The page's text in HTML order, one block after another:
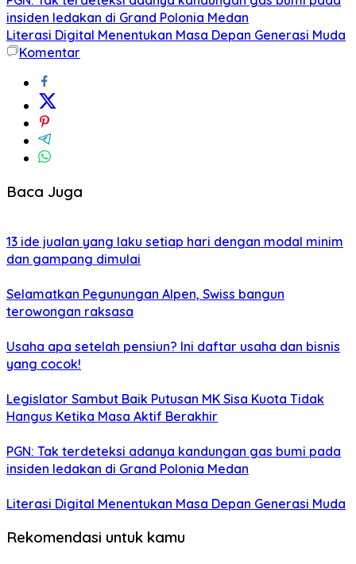
insiden ledakan di Grand Polonia Medan
Literasi Digital Menentukan Masa Depan Generasi Muda
Komentar
Baca Juga
13 ide jualan yang laku setiap hari dengan modal minim
dan gampang dimulai
Selamatkan Pegunungan Alpen, Swiss bangun
terowongan raksasa
Usaha apa setelah pensiun? Ini daftar usaha dan bisnis
yang cocok!
Legislator Sambut Baik Putusan MK Sisa Kuota Tidak
Hangus Ketika Masa Aktif Berakhir
PGN: Tak terdeteksi adanya kandungan gas bumi pada
insiden ledakan di Grand Polonia Medan
Literasi Digital Menentukan Masa Depan Generasi Muda
Rekomendasi untuk kamu